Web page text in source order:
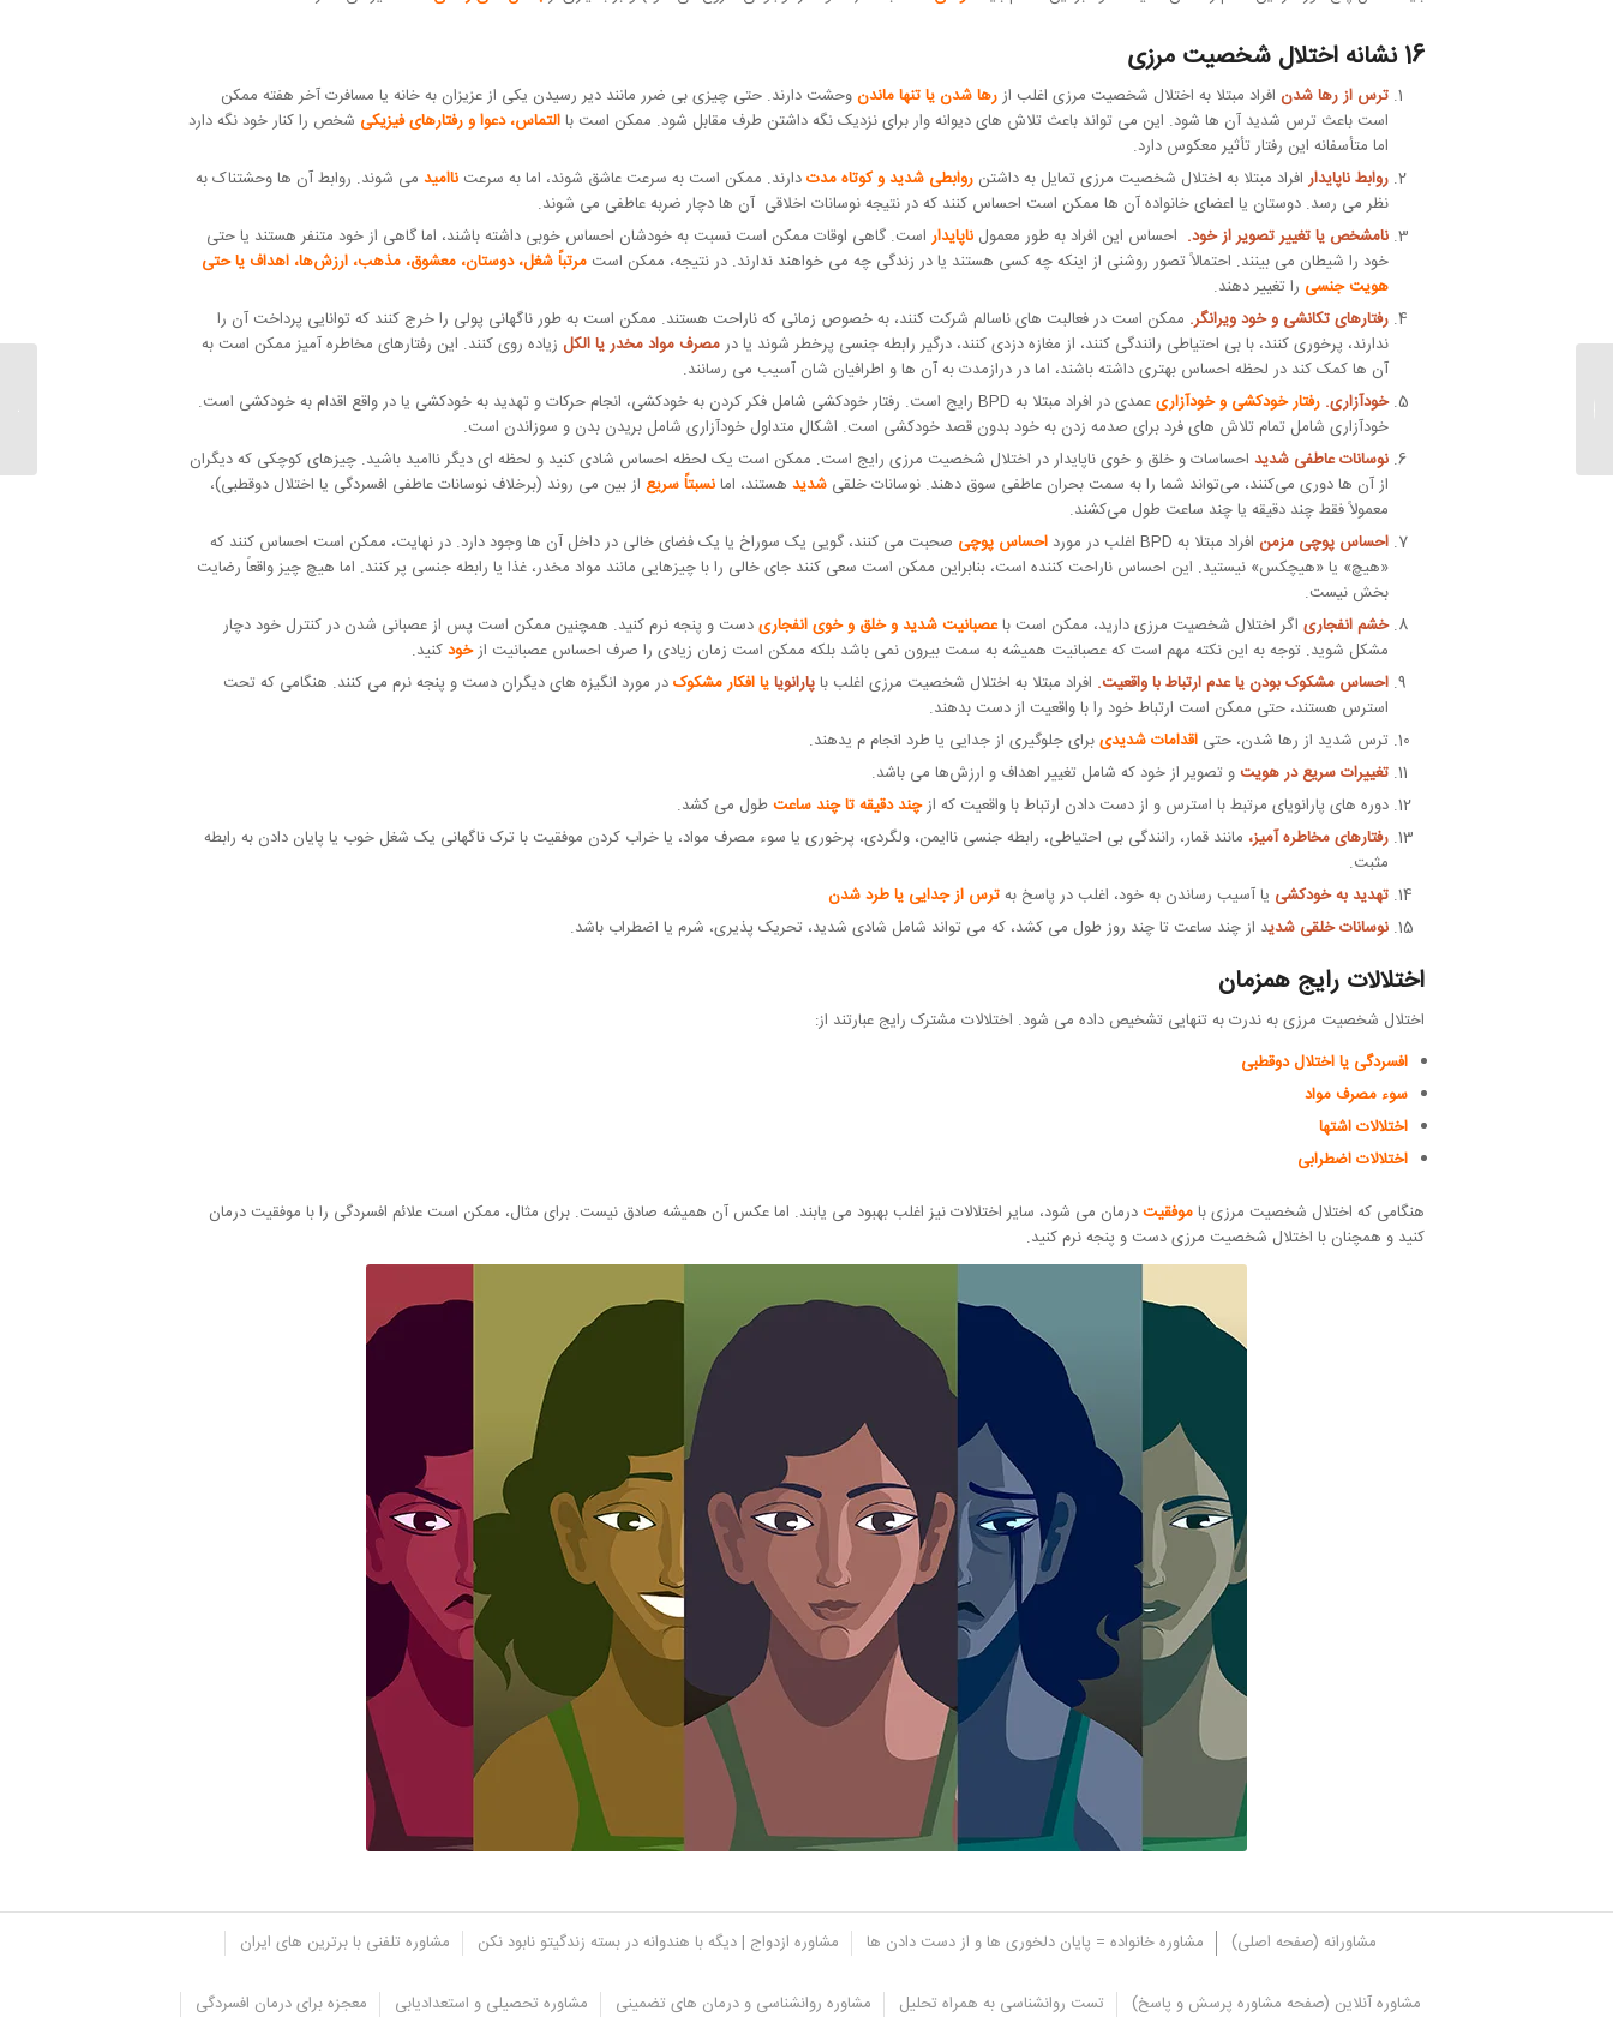
16 نشانه اختلال شخصیت مرزی
ترس از رها شدن افراد مبتلا به اختلال شخصیت مرزی اغلب ازرها شدن یا تنها ماندنوحشت دارند. حتی چیزی بی ضرر مانند دیر رسیدن یکی از عزیزان به خانه یا مسافرت آخر هفته ممکن
است باعث ترس شدید آن ها شود. این می تواند باعث تلاش های دیوانه وار برای نزدیک نگه داشتن طرف مقابل شود. ممکن است باالتماس، دعوا و رفتارهای فیزیکی شخص را کنار خود نگه دارد
اما متأسفانه این رفتار تأثیر معکوس دارد.
روابط ناپایدارافراد مبتلا به اختلال شخصیت مرزی تمایل به داشتن روابطی شدید و کوتاه مدتدارند. ممکن است به سرعت عاشق شوند، اما به سرعت ناامید می شوند. روابط آن ها وحشتناک به
نظر می رسد. دوستان یا اعضای خانواده آن ها ممکن است احساس کنند که در نتیجه نوسانات اخلاقی آن ها دچار ضربه عاطفی می شوند.
نامشخص یا تغییر تصویر از خود. احساس این افراد به طور معمول ناپایدار است. گاهی اوقات ممکن است نسبت به خودشان احساس خوبی داشته باشند، اما گاهی از خود متنفر هستند یا حتی
خود را شیطان می بینند. احتمالاً تصور روشنی از اینکه چه کسی هستند یا در زندگی چه می خواهند ندارند. در نتیجه، ممکن است مرتباً شغل، دوستان، معشوق، مذهب، ارزش‌ها، اهداف یا حتی
هویت جنسی را تغییر دهند.
رفتارهای تکانشی و خود ویرانگر. ممکن است در فعالبت های ناسالم شرکت کنند، به خصوص زمانی که ناراحت هستند. ممکن است به طور ناگهانی پولی را خرج کنند که توانایی پرداخت آن را
ندارند، پرخوری کنند، با بی احتیاطی رانندگی کنند، از مغازه دزدی کنند، درگیر رابطه جنسی پرخطر شوند یا درمصرف مواد مخدر یا الکل زیاده روی کنند. این رفتارهای مخاطره آمیز ممکن است به
آن ها کمک کند در لحظه احساس بهتری داشته باشند، اما در درازمدت به آن ها و اطرافیان شان آسیب می رسانند.
خودآزاری. رفتار خودکشی و خودآزاری
عمدی در افراد مبتلا به BPD رایج است. رفتار خودکشی شامل فکر کردن به خودکشی، انجام حرکات و تهدید به خودکشی یا در واقع اقدام به خودکشی است.
خودآزاری شامل تمام تلاش های فرد برای صدمه زدن به خود بدون قصد خودکشی است. اشکال متداول خودآزاری شامل بریدن بدن و سوزاندن است.
نوسانات عاطفی شدید احساسات و خلق و خوی ناپایدار در اختلال شخصیت مرزی رایج است. ممکن است یک لحظه احساس شادی کنید و لحظه ای دیگر ناامید باشید. چیزهای کوچکی که دیگران
از آن ها دوری می‌کنند، می‌تواند شما را به سمت بحران عاطفی سوق دهند. نوسانات خلقی شدید هستند، امانسبتاً سریع از بین می روند (برخلاف نوسانات عاطفی افسردگی یا اختلال دوقطبی)،
معمولاً فقط چند دقیقه یا چند ساعت طول می‌کشند.
احساس پوچی مزمن افراد مبتلا به BPD اغلب در مورد احساس پوچی صحبت می کنند، گویی یک سوراخ یا یک فضای خالی در داخل آن ها وجود دارد. در نهایت، ممکن است احساس کنند که
«هیچ» یا «هیچکس» نیستید. این احساس ناراحت کننده است، بنابراین ممکن است سعی کنند جای خالی را با چیزهایی مانند مواد مخدر، غذا یا رابطه جنسی پر کنند. اما هیچ چیز واقعاً رضایت
بخش نیست.
خشم انفجاری اگر اختلال شخصیت مرزی دارید، ممکن است باعصبانیت شدید و خلق و خوی انفجاریدست و پنجه نرم کنید. همچنین ممکن است پس از عصبانی شدن در کنترل خود دچار
مشکل شوید. توجه به این نکته مهم است که عصبانیت همیشه به سمت بیرون نمی باشد بلکه ممکن است زمان زیادی را صرف احساس عصبانیت ازخودکنید.
احساس مشکوک بودن یا عدم ارتباط با واقعیت. افراد مبتلا به اختلال شخصیت مرزی اغلب باپارانویایا افکار مشکوکدر مورد انگیزه های دیگران دست و پنجه نرم می کنند. هنگامی که تحت
استرس هستند، حتی ممکن است ارتباط خود را با واقعیت از دست بدهند.
ترس شدید از رها شدن، حتی اقدامات شدیدیبرای جلوگیری از جدایی یا طرد انجام م یدهند.
تغییرات سریع در هویتو تصویر از خود که شامل تغییر اهداف و ارزش‌ها می باشد.
دوره های پارانویای مرتبط با استرس و از دست دادن ارتباط با واقعیت که ازچند دقیقه تا چند ساعتطول می کشد.
رفتارهای مخاطره آمیز، مانند قمار، رانندگی بی احتیاطی، رابطه جنسی ناایمن، ولگردی، پرخوری یا سوء مصرف مواد، یا خراب کردن موفقیت با ترک ناگهانی یک شغل خوب یا پایان دادن به رابطه
مثبت.
تهدید به خودکشی یا آسیب رساندن به خود، اغلب در پاسخ بهترس از جدایی یا طرد شدن
نوسانات خلقی شدید از چند ساعت تا چند روز طول می کشد، که می تواند شامل شادی شدید، تحریک پذیری، شرم یا اضطراب باشد.
اختلالات رایج همزمان
اختلال شخصیت مرزی به ندرت به تنهایی تشخیص داده می شود. اختلالات مشترک رایج عبارتند از:
افسردگی یا اختلال دوقطبی
سوء مصرف مواد
اختلالات اشتها
اختلالات اضطرابی
هنگامی که اختلال شخصیت مرزی باموفقیتدرمان می شود، سایر اختلالات نیز اغلب بهبود می یابند. اما عکس آن همیشه صادق نیست. برای مثال، ممکن است علائم افسردگی را با موفقیت درمان
کنید و همچنان با اختلال شخصیت مرزی دست و پنجه نرم کنید.
مشاورانه (صفحه اصلی) مشاوره خانواده = پایان دلخوری ها و از دست دادن ها مشاوره ازدواج | دیگه با هندوانه در بسته زندگیتو نابود نکن مشاوره تلفنی با برترین های ایران
مشاوره آنلاین (صفحه مشاوره پرسش و پاسخ) تست روانشناسی به همراه تحلیل مشاوره روانشناسی و درمان های تضمینی مشاوره تحصیلی و استعدادیابی معجزه برای درمان افسردگی
صفات شخصیتی | انواع
خصوصیات و ویژگی های
شخصیتی...